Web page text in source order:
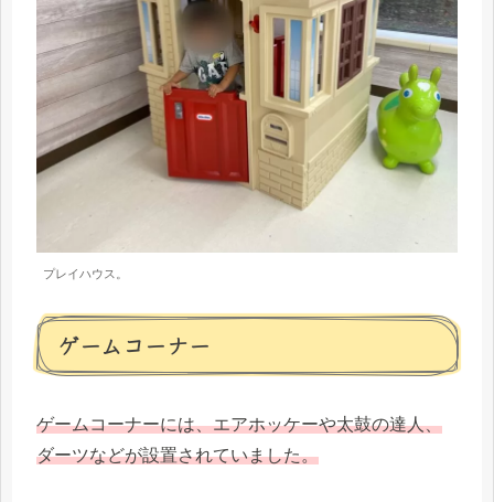
プレイハウス。
ゲームコーナー
ゲームコーナーには、エアホッケーや太鼓の達人、
ダーツなどが設置されていました。